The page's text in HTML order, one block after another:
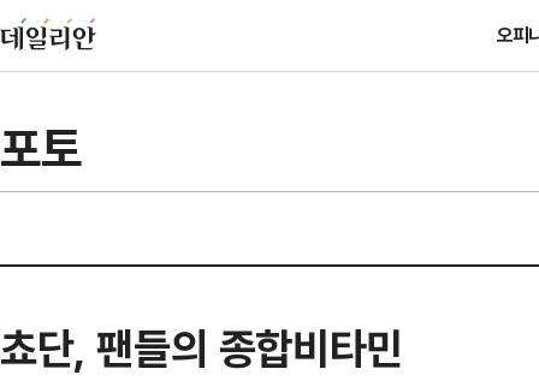
오피
포토
쵸단, 팬들의 종합비타민